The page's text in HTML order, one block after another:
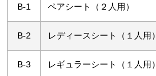
B-1 ペアシート（２人用）
B-2 レディースシート（１人用）
B-3 レギュラーシート（１人用）